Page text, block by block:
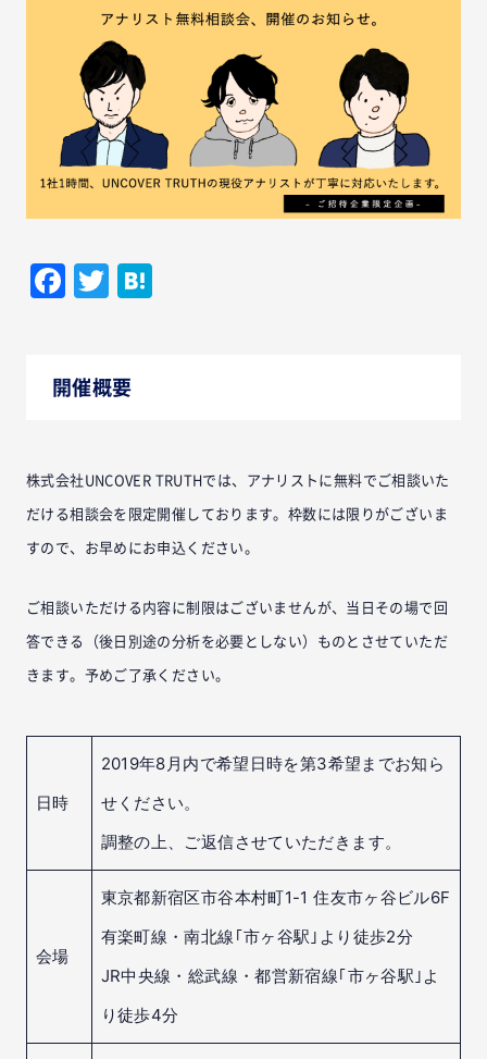
Facebook
Twitter
開催概要
株式会社UNCOVER TRUTHでは、アナリストに無料でご相談いた
だける相談会を限定開催しております。枠数には限りがございま
すので、お早めにお申込ください。
ご相談いただける内容に制限はございませんが、当日その場で回
答できる（後日別途の分析を必要としない）ものとさせていただ
きます。予めご了承ください。
日時
2019年8月内で希望日時を第3希望までお知ら
せください。
調整の上、ご返信させていただきます。
会場
東京都新宿区市谷本村町1-1 住友市ヶ谷ビル6F
有楽町線・南北線｢市ヶ谷駅｣より徒歩2分
JR中央線・総武線・都営新宿線｢市ヶ谷駅｣よ
り徒歩4分